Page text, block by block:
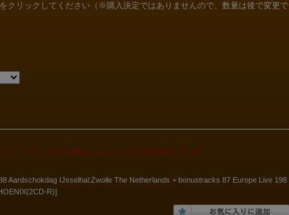
クリックしてください（※購入決定ではありませんので、数量は後で変更で
ド・ジェットサム88年ヨーロッパツアー5月29日オランダ
Aardschokdag IJsselhal:Zwolle The Netherlands + bonustracks 87 Europe Live 198
R)]